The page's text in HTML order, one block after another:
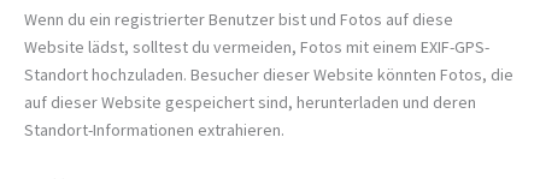
Wenn du ein registrierter Benutzer bist und Fotos auf diese
Website lädst, solltest du vermeiden, Fotos mit einem EXIF-GPS-
Standort hochzuladen. Besucher dieser Website könnten Fotos, die
auf dieser Website gespeichert sind, herunterladen und deren
Standort-Informationen extrahieren.